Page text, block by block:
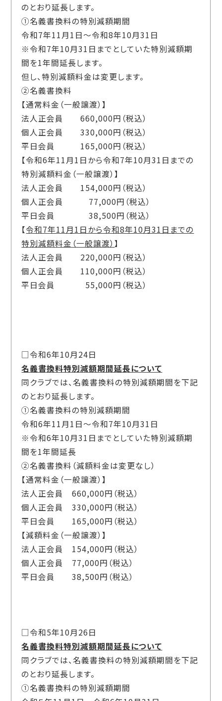
のとおり延長します。
①名義書換料の特別減額期間
令和7年11月1 日～令和8年10月31 日
※令和7年10月31 日までとしていた特別減額期
間を1年間延長します。
但し、特別減額料金は変更します。
②名義書換料
【通常料金（一般譲渡）】
法人正会員660,000円（税込）
個人正会員330,000円（税込）
平日会員 165,000円（税込）
【令和6年11月1 日から令和7年10月31 日までの
特別減額料金（一般譲渡）】
法人正会員 154,000円（税込）
個人正会員 77,000円（税込）
平日会員38,500円（税込）
【令和7年11月1日から令和8年10月31日までの
特別減額料金（一般譲渡）】
法人正会員 220,000円（税込）
個人正会員 110,000円（税込）
平日会員 55,000円（税込）
□令和6年10月24日
名義書換料特別減額期間延長について
同クラブでは、名義書換料の特別減額期間を下記
のとおり延長します。
①名義書換料の特別減額期間
令和6年11月1日～令和7年10月31日
※令和6年10月31日までとしていた特別減額期
間を1年間延長
②名義書換料（減額料金は変更なし）
【通常料金（一般譲渡）】
法人正会員 660,000円（税込）
個人正会員 330,000円（税込）
平日会員 165,000円（税込）
【減額料金（一般譲渡）】
法人正会員 154,000円（税込）
個人正会員 77,000円（税込）
平日会員 38,500円（税込）
□令和5年10月26日
名義書換料特別減額期間延長について
同クラブでは、名義書換料の特別減額期間を下記
のとおり延長します。
①名義書換料の特別減額期間